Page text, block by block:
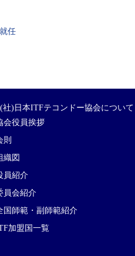
任
)日本ITFテコンドー協会について
会役員挨拶
則
織図
員紹介
員会紹介
国師範・副師範紹介
加盟国一覧